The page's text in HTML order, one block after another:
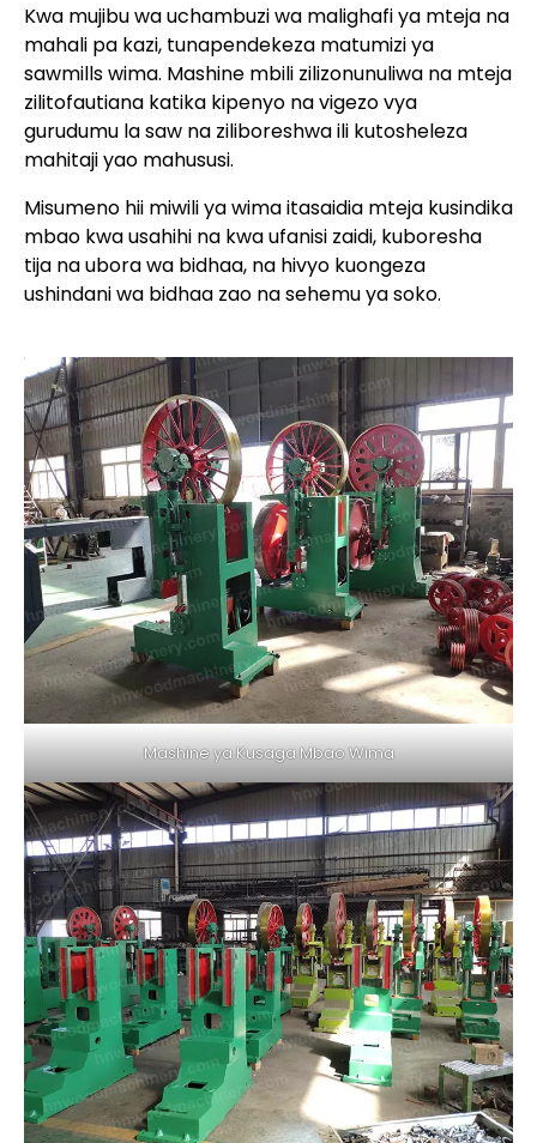
Kwa mujibu wa uchambuzi wa malighafi ya mteja na
mahali pa kazi, tunapendekeza matumizi ya
sawmills wima. Mashine mbili zilizonunuliwa na mteja
zilitofautiana katika kipenyo na vigezo vya
gurudumu la saw na ziliboreshwa ili kutosheleza
mahitaji yao mahususi.
Misumeno hii miwili ya wima itasaidia mteja kusindika
mbao kwa usahihi na kwa ufanisi zaidi, kuboresha
tija na ubora wa bidhaa, na hivyo kuongeza
ushindani wa bidhaa zao na sehemu ya soko.
Mashine ya Kusaga Mbao Wima